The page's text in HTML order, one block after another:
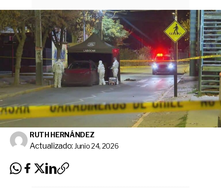
RUTH HERNÁNDEZ
Actualizado: Junio 24, 2026